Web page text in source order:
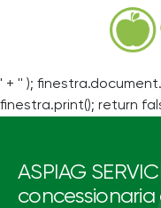
' + '' );
finestra.print(); return
ASPIAG